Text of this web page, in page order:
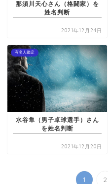
那須川天心さん（格闘家）を
姓名判断
2021年12月24日
有名人鑑定
水谷隼（男子卓球選手）さん
を姓名判断
2021年12月20日
1 2